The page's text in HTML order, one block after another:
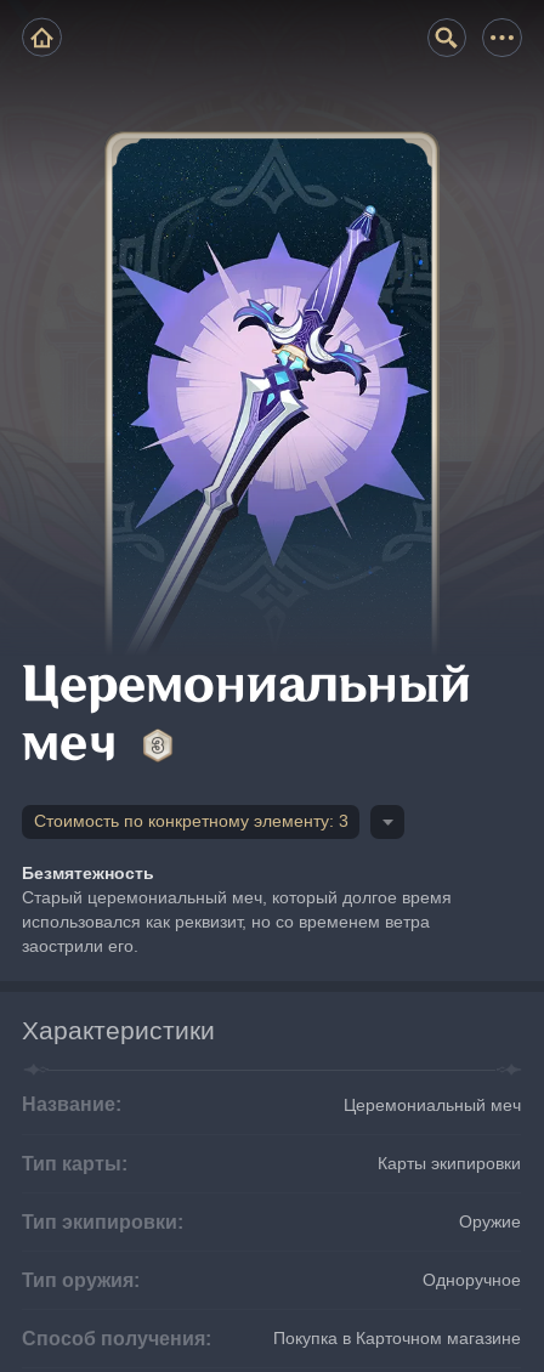
Церемониальный
меч
Стоимость по конкретному элементу: 3
Безмятежность
Старый церемониальный меч, который долгое время
использовался как реквизит, но со временем ветра
заострили его.
Характеристики
Название: Церемониальный меч
Тип карты: Карты экипировки
Тип экипировки: Оружие
Тип оружия: Одноручное
Способ получения: Покупка в Карточном магазине